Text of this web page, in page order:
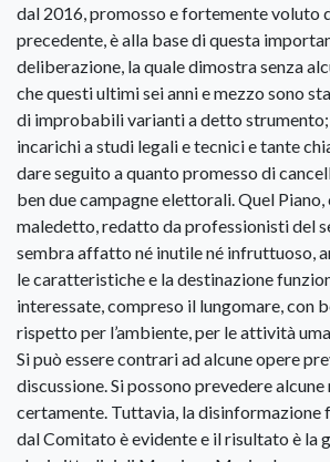
dal 2016, promosso e fortemente voluto
precedente, è alla base di questa
deliberazione, la quale dimostra senza
che questi ultimi sei anni e mezzo sono
di improbabili varianti a detto strumento;
incarichi a studi legali e tecnici e tante
dare seguito a quanto promesso di
ben due campagne elettorali. Quel
maledetto, redatto da professionisti del
sembra affatto né inutile né infruttuoso,
le caratteristiche e la destinazione
interessate, compreso il lungomare, con
rispetto per l’ambiente, per le attività
Si può essere contrari ad alcune opere
discussione. Si possono prevedere alcune
certamente. Tuttavia, la
dal Comitato è evidente e il risultato è la